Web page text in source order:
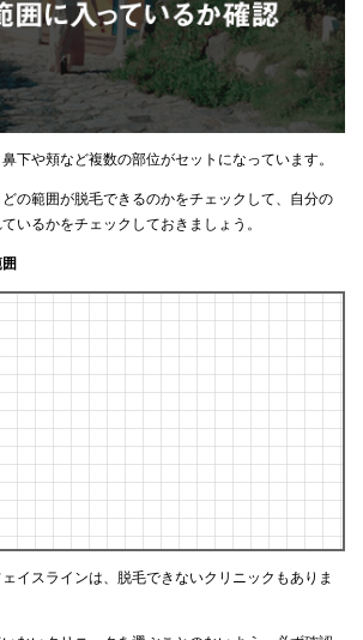
下や頬など複数の部位がセットになっています。
の範囲が脱毛できるのかをチェックして、自分の
いるかをチェックしておきましょう。
イスラインは、脱毛できないクリニックもありま